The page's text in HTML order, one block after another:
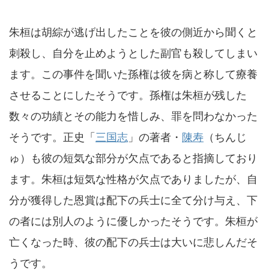
朱桓は胡綜が逃げ出したことを彼の側近から聞くと
刺殺し、自分を止めようとした副官も殺してしまい
ます。この事件を聞いた孫権は彼を病と称して療養
させることにしたそうです。孫権は朱桓が残した
数々の功績とその能力を惜しみ、罪を問わなかった
そうです。正史「三国志 」の著者・ 陳寿 （ちんじ
ゅ）も彼の短気な部分が欠点であると指摘しており
ます。朱桓は短気な性格が欠点でありましたが、自
分が獲得した恩賞は配下の兵士に全て分け与え、下
の者には別人のように優しかったそうです。朱桓が
亡くなった時、彼の配下の兵士は大いに悲しんだそ
うです。